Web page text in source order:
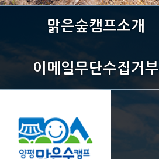
맑은숲캠프소개
이메일무단수집거부